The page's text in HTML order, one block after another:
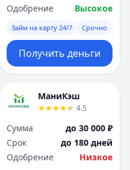
Одобрение
Высокое
Займ на карту 24/7 Срочно
Получить деньги
МаниКэш
4.5
Сумма
до 30 000 ₽
Срок
до 180 дней
Одобрение
Низкое